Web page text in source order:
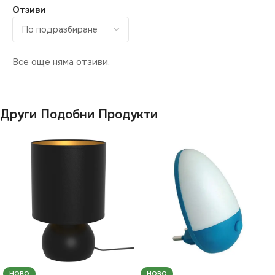
Отзиви
Все още няма отзиви.
Други Подобни Продукти